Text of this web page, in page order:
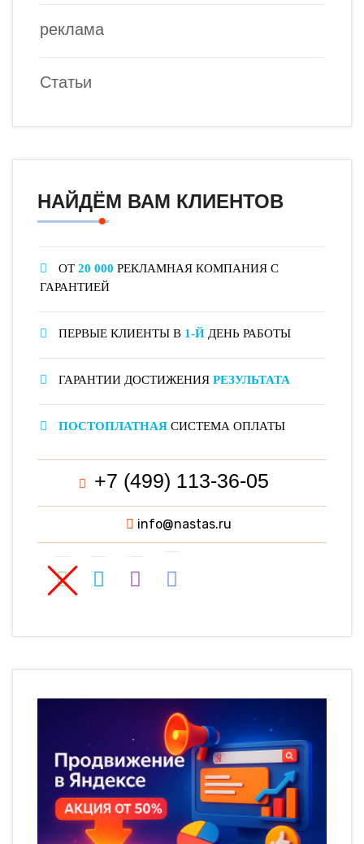
реклама
Статьи
НАЙДЁМ ВАМ КЛИЕНТОВ
ОТ 20 000 РЕКЛАМНАЯ КОМПАНИЯ С
ГАРАНТИЕЙ
ПЕРВЫЕ КЛИЕНТЫ В 1-Й ДЕНЬ РАБОТЫ
ГАРАНТИИ ДОСТИЖЕНИЯ РЕЗУЛЬТАТА
ПОСТОПЛАТНАЯ СИСТЕМА ОПЛАТЫ
+7 (499) 113-36-05
info@nastas.ru